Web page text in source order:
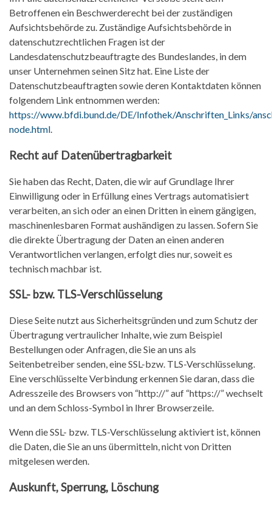
Betroffenen ein Beschwerderecht bei der zuständigen
Aufsichtsbehörde zu. Zuständige Aufsichtsbehörde in
datenschutzrechtlichen Fragen ist der
Landesdatenschutzbeauftragte des Bundeslandes, in dem
unser Unternehmen seinen Sitz hat. Eine Liste der
Datenschutzbeauftragten sowie deren Kontaktdaten können
folgendem Link entnommen werden:
https://www.bfdi.bund.de/DE/Infothek/Anschriften_Links/
node.html.
Recht auf Datenübertragbarkeit
Sie haben das Recht, Daten, die wir auf Grundlage Ihrer
Einwilligung oder in Erfüllung eines Vertrags automatisiert
verarbeiten, an sich oder an einen Dritten in einem gängigen,
maschinenlesbaren Format aushändigen zu lassen. Sofern Sie
die direkte Übertragung der Daten an einen anderen
Verantwortlichen verlangen, erfolgt dies nur, soweit es
technisch machbar ist.
SSL- bzw. TLS-Verschlüsselung
Diese Seite nutzt aus Sicherheitsgründen und zum Schutz der
Übertragung vertraulicher Inhalte, wie zum Beispiel
Bestellungen oder Anfragen, die Sie an uns als
Seitenbetreiber senden, eine SSL-bzw. TLS-Verschlüsselung.
Eine verschlüsselte Verbindung erkennen Sie daran, dass die
Adresszeile des Browsers von “http://” auf “https://” wechselt
und an dem Schloss-Symbol in Ihrer Browserzeile.
Wenn die SSL- bzw. TLS-Verschlüsselung aktiviert ist, können
die Daten, die Sie an uns übermitteln, nicht von Dritten
mitgelesen werden.
Auskunft, Sperrung, Löschung